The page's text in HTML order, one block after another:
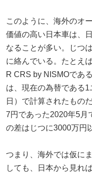
このように、海外のオ
価値の高い日本車は、
なることが多い。じつ
に絡んでいる。たとえ
R CRS by NISMOであ
は、現在の為替である
日）で計算されたもの
7円であった2020年5月
の差はじつに3000万円
つまり、海外では仮に
しても、日本から見れ